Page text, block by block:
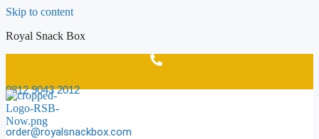
Skip to content
Royal Snack Box
0812 9043 2012
order@royalsnackbox.com